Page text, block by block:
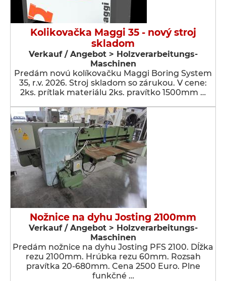
Kolikovačka Maggi 35 - nový stroj
skladom
Verkauf / Angebot > Holzverarbeitungs-
Maschinen
Predám novú kolíkovačku Maggi Boring System
35, r.v. 2026. Stroj skladom so zárukou. V cene:
2ks. prítlak materiálu 2ks. pravítko 1500mm …
Nožnice na dyhu Josting 2100mm
Verkauf / Angebot > Holzverarbeitungs-
Maschinen
Predám nožnice na dyhu Josting PFS 2100. Dĺžka
rezu 2100mm. Hrúbka rezu 60mm. Rozsah
pravítka 20-680mm. Cena 2500 Euro. Plne
funkčné …